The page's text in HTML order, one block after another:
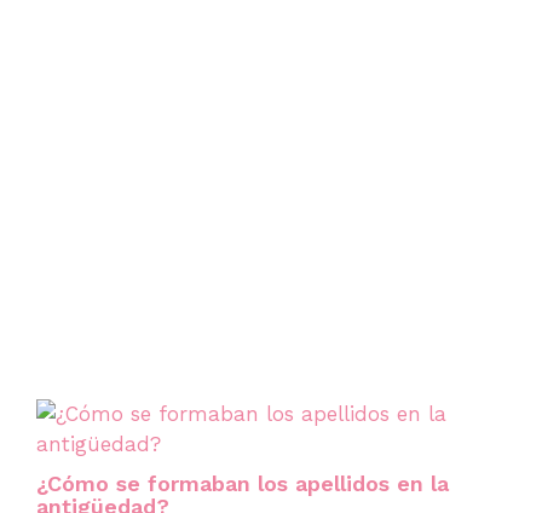
¿Cómo se formaban los apellidos en la
antigüedad?